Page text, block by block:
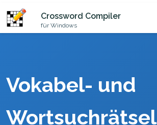
Crossword Compiler
für Windows
Vokabel- und
Wortsuchrätsel